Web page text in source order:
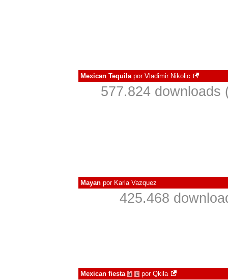
Mexican Tequilapor Vladimir Nikolic
577.824 downloads
Mayan por Karla Vazquez
425.468
Mexican fiesta à € por Qkila